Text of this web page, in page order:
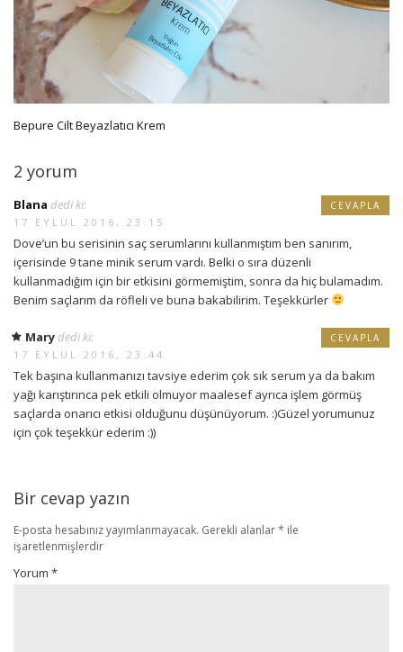
Bepure Cilt Beyazlatıcı Krem
2 yorum
Blana dedi ki:
17 EYLÜL 2016, 23:15
Dove’un bu serisinin saç serumlarını kullanmıştım ben sanırım,
içerisinde 9 tane minik serum vardı. Belki o sıra düzenli
kullanmadığım için bir etkisini görmemiştim, sonra da hiç bulamadım.
Benim saçlarım da röfleli ve buna bakabilirim. Teşekkürler
CEVAPLA
Mary dedi ki:
17 EYLÜL 2016, 23:44
Tek başına kullanmanızı tavsiye ederim çok sık serum ya da bakım
yağı karıştırınca pek etkili olmuyor maalesef ayrıca işlem görmüş
saçlarda onarıcı etkisi olduğunu düşünüyorum. :)Güzel yorumunuz
için çok teşekkür ederim :))
CEVAPLA
Bir cevap yazın
E-posta hesabınız yayımlanmayacak. Gerekli alanlar* ile
işaretlenmişlerdir
Yorum *